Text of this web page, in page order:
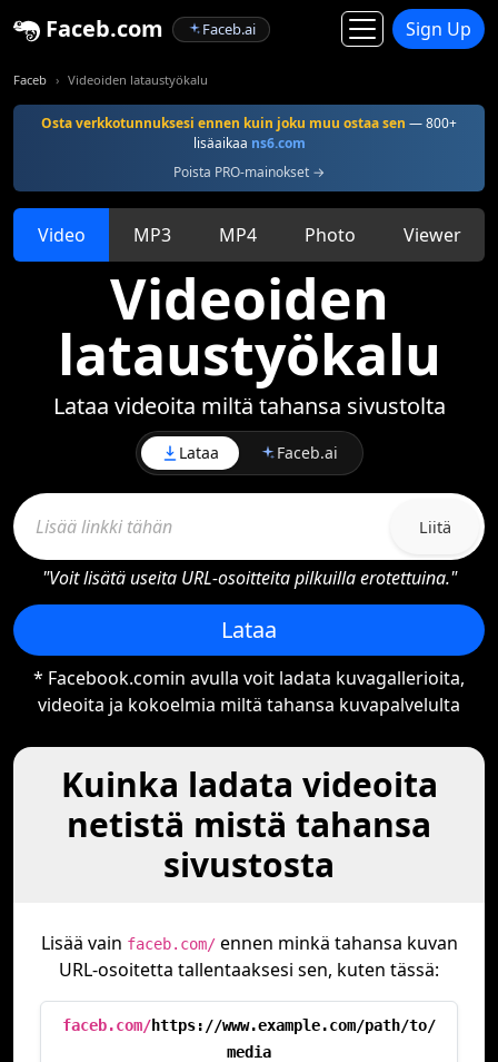
Faceb.com Faceb.ai Sign Up
Faceb Videoiden lataustyökalu
Osta verkkotunnuksesi ennen kuin joku muu ostaa sen — 800+
lisäaikaa ns6.com
Poista PRO-mainokset →
Video MP3 MP4 Photo Viewer
Videoiden
lataustyökalu
Lataa videoita miltä tahansa sivustolta
Lataa Faceb.ai
Liitä
"Voit lisätä useita URL-osoitteita pilkuilla erotettuina."
Lataa
* Facebook.comin avulla voit ladata kuvagallerioita,
videoita ja kokoelmia miltä tahansa kuvapalvelulta
Kuinka ladata videoita
netistä mistä tahansa
sivustosta
Lisää vain faceb.com/ennen minkä tahansa kuvan
URL-osoitetta tallentaaksesi sen, kuten tässä:
faceb.com/https://www.example.com/path/to/
media